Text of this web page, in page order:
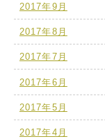
2017年9月
2017年8月
2017年7月
2017年6月
2017年5月
2017年4月